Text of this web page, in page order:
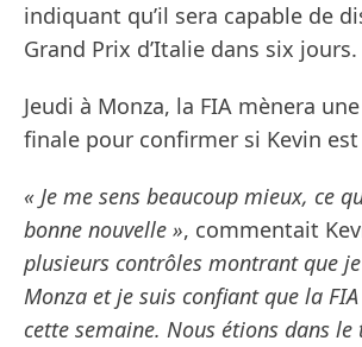
indiquant qu’il sera capable de
Grand Prix d’Italie dans six jours.
Jeudi à Monza, la FIA mènera
finale pour confirmer si Kevin
« Je me sens beaucoup mieux, ce
bonne nouvelle », commentait
plusieurs contrôles montrant que
Monza et je suis confiant que la
cette semaine. Nous étions dans le